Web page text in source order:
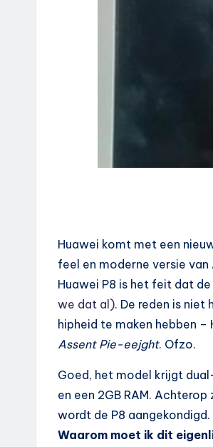
Huawei komt met een
feel en moderne versie
Huawei P8 is het feit dat
we dat al). De reden is
hipheid te maken hebben –
Assent Pie-eejght. Ofzo.
Goed, het model krijgt
en een 2GB RAM.
wordt de P8 aangekondigd.
Waarom moet ik dit